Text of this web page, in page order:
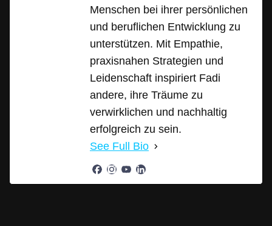
Menschen bei ihrer persönlichen
und beruflichen Entwicklung zu
unterstützen. Mit Empathie,
praxisnahen Strategien und
Leidenschaft inspiriert Fadi
andere, ihre Träume zu
verwirklichen und nachhaltig
erfolgreich zu sein.
See Full Bio